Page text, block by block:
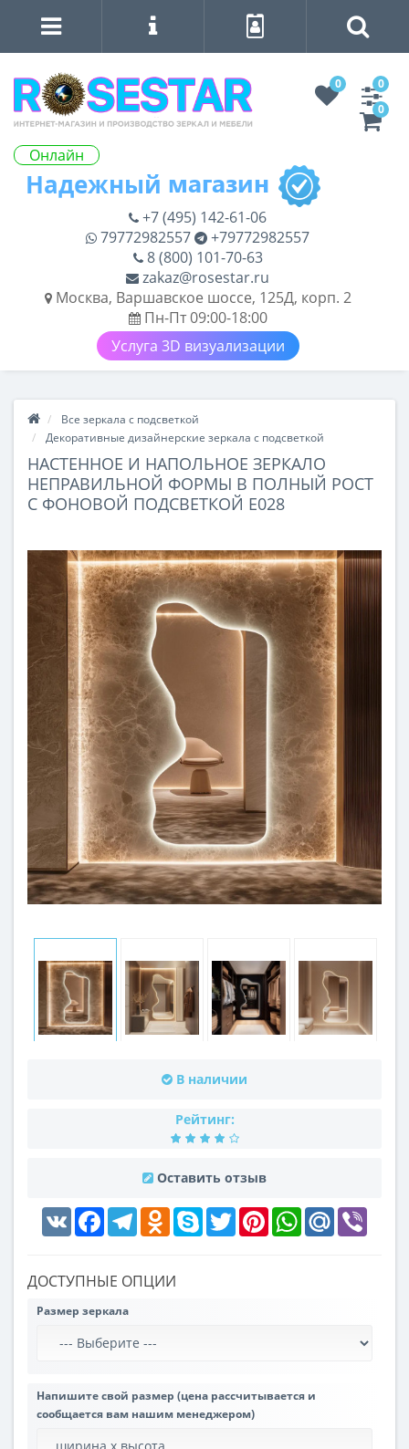
Онлайн
0
0
0
+7 (495) 142-61-06
79772982557
+79772982557
8 (800) 101-70-63
zakaz@rosestar.ru
Москва, Варшавское шоссе, 125Д, корп. 2
Пн-Пт 09:00-18:00
Услуга 3D визуализации
Все зеркала с подсветкой
Декоративные дизайнерские зеркала с подсветкой
НАСТЕННОЕ И НАПОЛЬНОЕ ЗЕРКАЛО
НЕПРАВИЛЬНОЙ ФОРМЫ В ПОЛНЫЙ РОСТ
С ФОНОВОЙ ПОДСВЕТКОЙ E028
В наличии
Рейтинг:
Оставить отзыв
VK FacebookTelegramOdnoklassniki
Skype Twitter PinterestWhatsAppMail.Ru
ДОСТУПНЫЕ ОПЦИИ
Размер зеркала
Напишите свой размер (цена рассчитывается и
сообщается вам нашим менеджером)